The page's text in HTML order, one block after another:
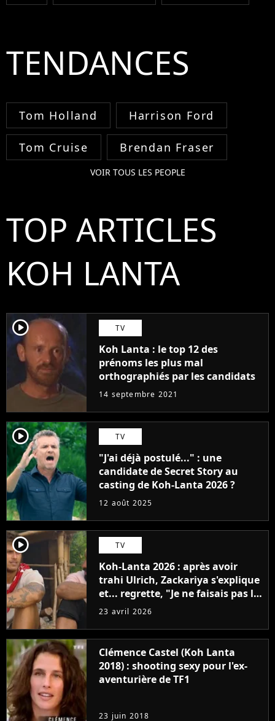
TENDANCES
Tom Holland Harrison Ford
Tom Cruise Brendan Fraser
VOIR TOUS LES PEOPLE
TOP ARTICLES
KOH LANTA
player2 TV
Koh Lanta : le top 12 des
prénoms les plus mal
orthographiés par les candidats
14 septembre 2021
player2 TV
"J'ai déjà postulé..." : une
candidate de Secret Story au
casting de Koh-Lanta 2026 ?
12 août 2025
player2 TV
Koh-Lanta 2026 : après avoir
trahi Ulrich, Zackariya s'explique
et... regrette, "Je ne faisais pas le
malin"
23 avril 2026
Clémence Castel (Koh Lanta
2018) : shooting sexy pour l'ex-
aventurière de TF1
23 juin 2018